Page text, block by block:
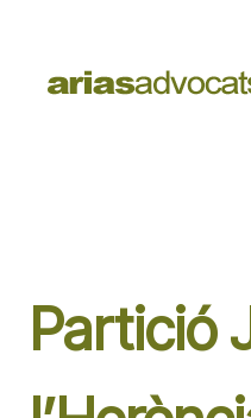
Partició